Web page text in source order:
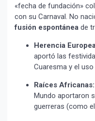
«fecha de fundación»
con su Carnaval. No
fusión espontánea de
Herencia
aportó las
Cuaresma y el
Raíces Africanas:
Mundo aportaron
guerreras (como